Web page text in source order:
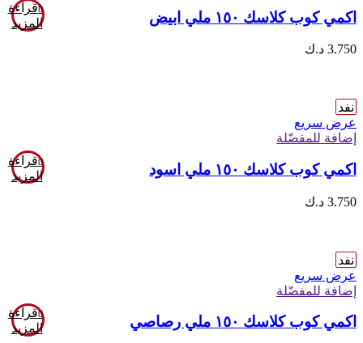
قراءة
المزيد
اكمي كوب كلاسك ١٥٠ ملي ابيض
3.750 د.ك
نفد
عرض سريع
إضافة للمفضّلة
قراءة
المزيد
اكمي كوب كلاسك ١٥٠ ملي اسود
3.750 د.ك
نفد
عرض سريع
إضافة للمفضّلة
قراءة
المزيد
اكمي كوب كلاسك ١٥٠ ملي رصاصي